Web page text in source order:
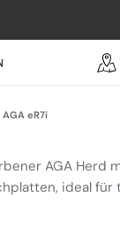
AGA eR7i